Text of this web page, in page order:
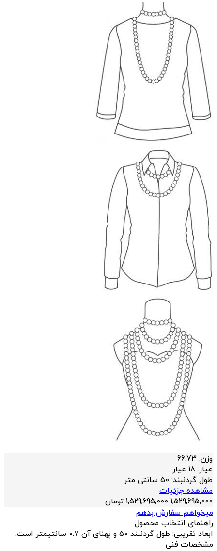
وزن: 66.73
عيار: 18 عیار
طول گردنبند: 50 سانتی متر
مشاهده جزئیات
1,529,695,000
1,529,695,000 تومان
میخواهم سفارش بدهم
راهنمای انتخاب محصول
ابعاد تقریبی: طول گردنبند 50 و پهنای آن 0.7 سانتیمتر است.
مشخصات فنی